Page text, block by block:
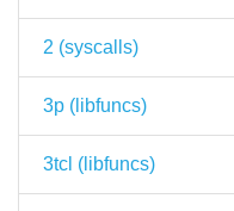
2 (syscalls)
3p ( libfuncs)
3tcl ( libfuncs)